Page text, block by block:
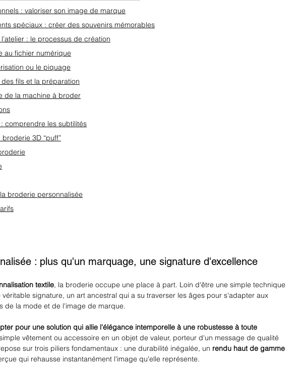
: valoriser son image de marque
spéciaux : créer des souvenirs mémorables
: le processus de création
au fichier numérique
ou le piquage
fils et la préparation
de la machine à broder
comprendre les subtilités
3D “puff”
broderie personnalisée
: plus qu'un marquage, une signature d'excellence
textile, la broderie occupe une place à part. Loin d'être une simple technique
signature, un art ancestral qui a su traverser les âges pour s'adapter aux
de la mode et de l'image de marque.
pour une solution qui allie l'élégance intemporelle à une robustesse à toute
vêtement ou accessoire en un objet de valeur, porteur d'un message de qualité
sur trois piliers fondamentaux : une durabilité inégalée, un rendu haut de gamme
qui rehausse instantanément l'image qu'elle représente.